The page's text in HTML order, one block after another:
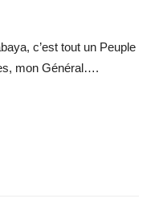
c’est tout un Peuple
mon Général….